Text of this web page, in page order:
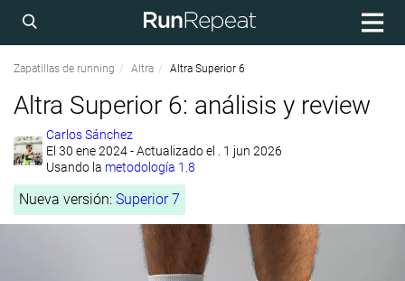
Zapatillas de running Altra Altra Superior 6
Altra Superior 6: análisis y review
Carlos Sánchez
El 30 ene 2024- Actualizado el . 1 jun 2026
Usando la metodología 1.8
Nueva versión: Superior 7